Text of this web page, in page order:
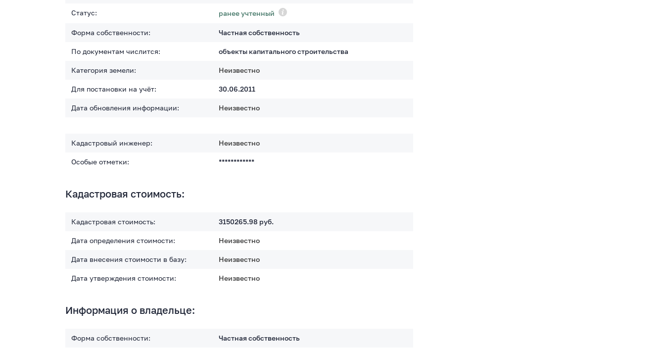
Статус: ранее учтенный
Форма собственности: Частная собственность
По документам числится: объекты капитального строительства
Категория земели: Неизвестно
Для постановки на учёт: 30.06.2011
Дата обновления информации: Неизвестно
Кадастровый инженер: Неизвестно
Особые отметки: ************
Кадастровая стоимость:
Кадастровая стоимость: 3150265.98 руб.
Дата определения стоимости: Неизвестно
Дата внесения стоимости в базу: Неизвестно
Дата утверждения стоимости: Неизвестно
Информация о владельце:
Форма собственности: Частная собственность